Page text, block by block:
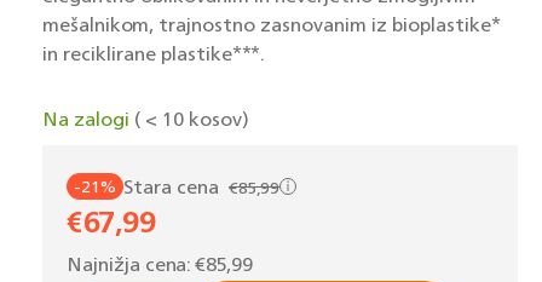
stran.
mešalnikom, trajnostno zasnovanim iz bioplastike*
in reciklirane plastike***.
Na zalogi ( < 10 kosov)
-21% Redna
cena
Stara cena €85,99
Znižana
cena
€67,99
Najnižja cena:€85,99